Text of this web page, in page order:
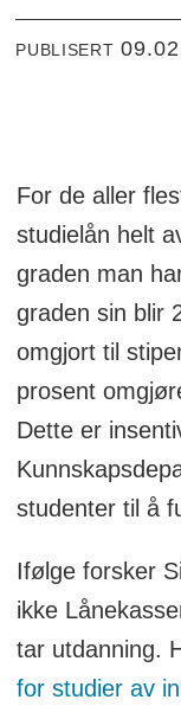
PUBLISERT
For de aller
studielån helt
graden man
graden sin blir
omgjort til
prosent
Dette er
studenter til å
Ifølge forsker
ikke
tar utdanning.
for studier av